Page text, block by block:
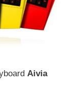
Aivia